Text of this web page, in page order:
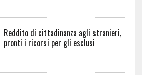
Reddito di cittadinanza agli stranieri,
pronti i ricorsi per gli esclusi